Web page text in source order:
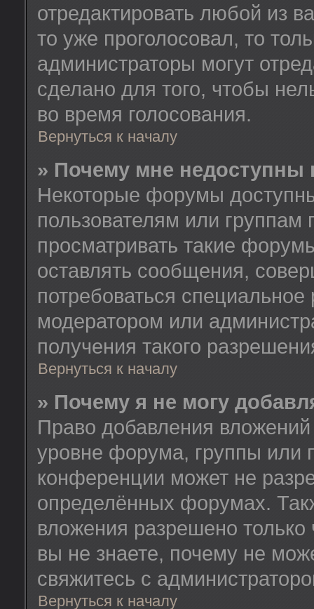
отредактировать любой из
то уже проголосовал, то
администраторы могут
сделано для того, чтобы
во время голосования.
Вернуться к началу
» Почему мне
Некоторые форумы
пользователям или группам
просматривать такие
оставлять сообщения,
потребоваться
модератором или
получения такого
Вернуться к началу
» Почему я не могу
Право добавления
уровне форума, группы или
конференции может не
определённых форумах.
вложения разрешено
вы не знаете, почему не
свяжитесь с
Вернуться к началу